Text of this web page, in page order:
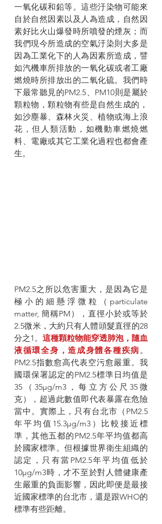
一氧化碳和鉛等。這些汙染物可能來
自於自然因素以及人為造成，自然因
素好比火山爆發時所噴發的煙灰；而
我們現今所造成的空氣汙染則大多是
因為工業化下的人為因素所造成，譬
如汽機車所排放的一氧化碳或者工廠
燃燒時所排放出的二氧化硫。我們時
下最常聽見的PM2.5、PM10則是屬於
顆粒物，顆粒物有些是自然生成的，
如沙塵暴、森林火災、植物或海上浪
花，但人類活動，如機動車燃燒燃
料、電廠或其它工業化過程也都會產
生。
PM2.5之所以危害重大，是因為它是
極小的細懸浮微粒（particulate
matter, 簡稱PM），直徑小於或等於
2.5微米，大約只有人體頭髮直徑的28
分之1。 這種顆粒物能穿透肺泡，隨血
液循環全身，造成身體各種疾病 。
PM2.5指數愈高代表空污愈嚴重。我
國環保署認定的PM2.5標準日均值是
35（35μg/m3，每立方公尺35微
克），超過此數值即代表暴露在危險
當中。實際上，只有台北市（PM2.5
年平均值15.3µg/m3）比較接近標
準，其他五都的PM2.5年平均值都高
於國家標準。但根據世界衛生組織的
認定，只有當PM2.5年平均值低於
10µg/m3時，才不至於對人體健康產
生嚴重的負面影響，因此即便是最接
近國家標準的台北市，還是跟WHO的
標準有些距離。